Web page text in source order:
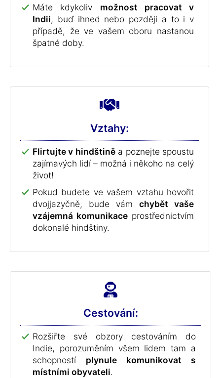
Máte kdykoliv možnost pracovat v
Indii, buď ihned nebo později a to i v
případě, že ve vašem oboru nastanou
špatné doby.
Vztahy:
Flirtujte v hindštiněa poznejte spoustu
zajímavých lidí – možná i někoho na celý
život!
Pokud budete ve vašem vztahu hovořit
dvojjazyčně, bude vám chybět vaše
vzájemná komunikace prostřednictvím
dokonalé hindštiny.
Cestování:
Rozšiřte své obzory cestováním do
Indie, porozuměním všem lidem tam a
schopností plynule komunikovat s
místními obyvateli.